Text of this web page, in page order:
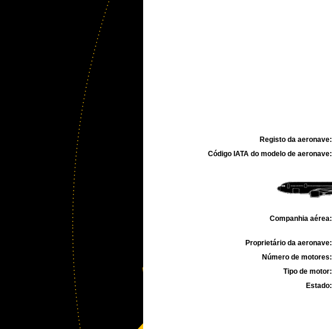
Registo da aeronave:
Código IATA do modelo de aeronave:
Companhia aérea:
Proprietário da aeronave:
Número de motores:
Tipo de motor:
Estado: